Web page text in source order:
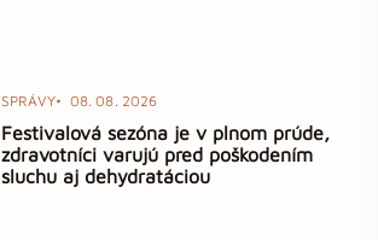
SPRÁVY 08. 08. 2026
Festivalová sezóna je v plnom prúde,
zdravotníci varujú pred poškodením
sluchu aj dehydratáciou